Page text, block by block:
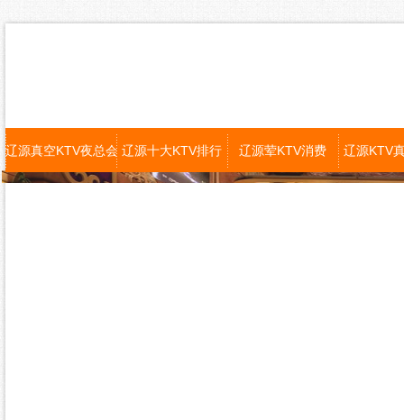
辽源真空KTV夜总会 辽源十大KTV排行 辽源荤KTV消费 辽源KTV